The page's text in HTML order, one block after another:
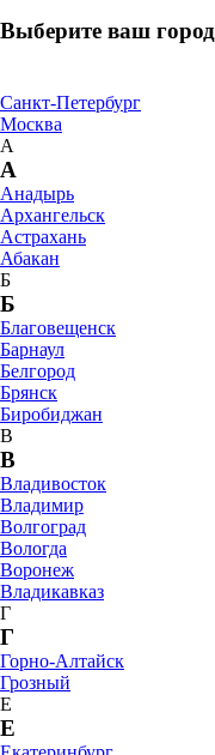
Выберите ваш город
Санкт-Петербург
Москва
А
А
Анадырь
Архангельск
Астрахань
Абакан
Б
Б
Благовещенск
Барнаул
Белгород
Брянск
Биробиджан
В
В
Владивосток
Владимир
Волгоград
Вологда
Воронеж
Владикавказ
Г
Г
Горно-Алтайск
Грозный
Е
Е